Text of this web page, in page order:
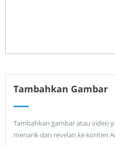
Tambahkan Gambar
Tambahkan gambar atau video
menarik dan revelan ke konten